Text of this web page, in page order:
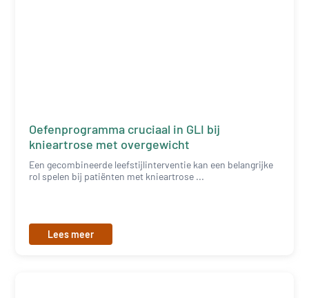
Oefenprogramma cruciaal in GLI bij
knieartrose met overgewicht
Een gecombineerde leefstijlinterventie kan een belangrijke
rol spelen bij patiënten met knieartrose ...
Lees meer